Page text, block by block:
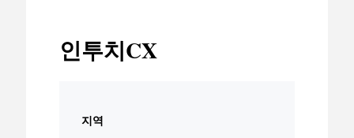
인투치CX
지역